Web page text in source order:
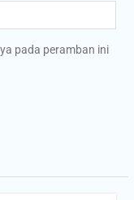
pada peramban ini